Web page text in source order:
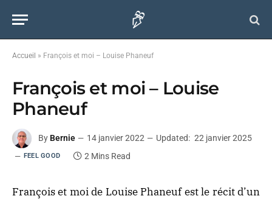
Accueil » François et moi – Louise Phaneuf
François et moi – Louise
Phaneuf
By Bernie 14 janvier 2022 Updated: 22 janvier 2025
FEEL GOOD 2 Mins Read
François et moi de Louise Phaneuf est le récit d’un